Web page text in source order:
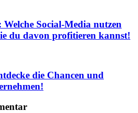
Social-Media nutzen
du davon profitieren kannst!
die Chancen und